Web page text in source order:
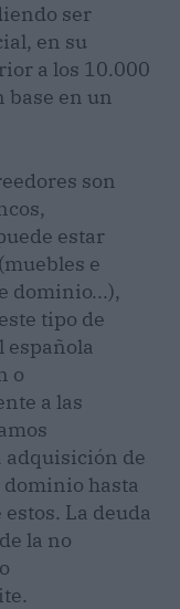
ser
en su
a los 10.000
base en un
son
estar
e
dominio...),
tipo de
española
o
a las
adquisición de
hasta
La deuda
la no